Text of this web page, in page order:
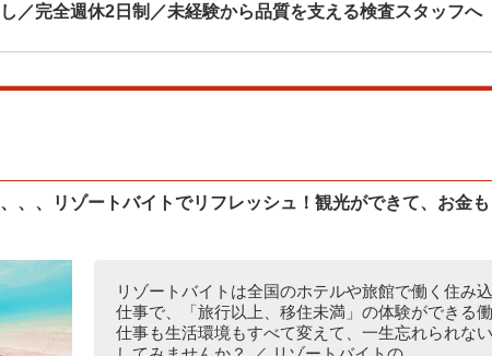
／完全週休2日制／未経験から品質を支える検査スタッフへ
、、リゾートバイトでリフレッシュ！観光ができて、お金
リゾートバイトは全国のホテルや旅館で働く住み
仕事で、「旅行以上、移住未満」の体験ができる働
仕事も生活環境もすべて変えて、一生忘れられな